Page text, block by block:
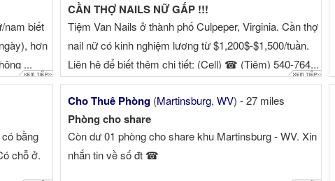
nam biết
hơn
...
CẦN THỢ NAILS NỮ GẤP !!!
Tiệm Van Nails ở thành phố Culpeper, Virginia. Cần thợ
nail nữ có kinh nghiệm lương từ $1,200$-$1,500/tuần.
Liên hệ để biết thêm chi tiết: (Cell) ☎ (Tiệm) 540-764...
bằng
chỗ ở.
Cho Thuê Phòng (Martinsburg,WV) - 27 miles
Phòng cho share
Còn dư 01 phòng cho share khu Martinsburg - WV. Xin
nhắn tin về số đt ☎